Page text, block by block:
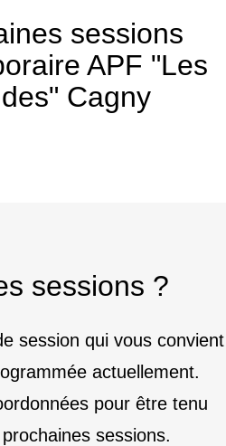
sessions
APF "Les
Cagny
sessions ?
session qui vous convient
actuellement.
pour être tenu
sessions.